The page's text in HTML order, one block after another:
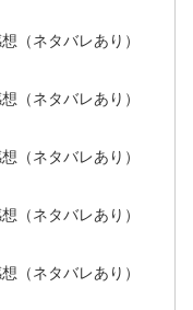
（ネタバレあり）
（ネタバレあり）
（ネタバレあり）
（ネタバレあり）
（ネタバレあり）